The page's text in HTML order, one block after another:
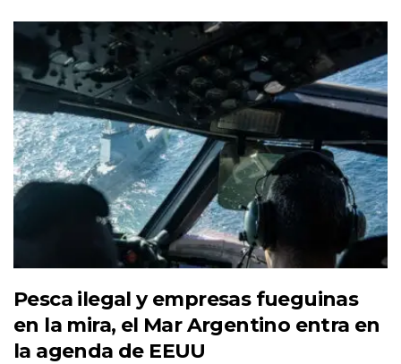
Pesca ilegal y empresas fueguinas
en la mira, el Mar Argentino entra en
la agenda de EEUU